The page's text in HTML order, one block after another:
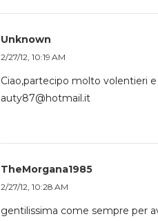
Unknown
2/27/12, 10:19 AM
Ciao,partecipo molto volentieri
auty87@hotmail.it
TheMorgana1985
2/27/12, 10:28 AM
gentilissima come sempre per